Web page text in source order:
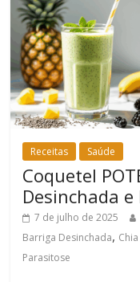
Receitas Saúde
Coquetel
Desinchada
7 de julho de 2025
Barriga Desinchada,
Parasitose